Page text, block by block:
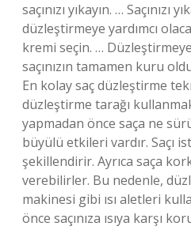
saçınızı yıkayın. … Saçınızı
düzleştirmeye yardımcı
kremi seçin. …
saçınızın tamamen kuru
En kolay saç düzleştirme
düzleştirme tarağı
yapmadan önce saça ne
büyülü etkileri vardır. Saçı
şekillendirir. Ayrıca saça
verebilirler. Bu nedenle,
makinesi gibi ısı aletleri
önce saçınıza ısıya karşı